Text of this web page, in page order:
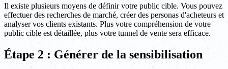
Il existe plusieurs moyens de définir votre public cible. Vous pouvez
effectuer des recherches de marché, créer des personas d'acheteurs et
analyser vos clients existants. Plus votre compréhension de votre
public cible est détaillée, plus votre tunnel de vente sera efficace.
Étape 2 : Générer de la sensibilisation